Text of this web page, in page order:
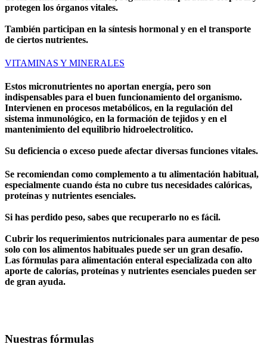
protegen los órganos vitales.
También participan en la síntesis hormonal y en el transporte
de ciertos nutrientes.
VITAMINAS Y MINERALES
Estos micronutrientes no aportan energía, pero son
indispensables para el buen funcionamiento del organismo.
Intervienen en procesos metabólicos, en la regulación del
sistema inmunológico, en la formación de tejidos y en el
mantenimiento del equilibrio hidroelectrolítico.
Su deficiencia o exceso puede afectar diversas funciones vitales.
Se recomiendan como complemento a tu alimentación habitual,
especialmente cuando ésta no cubre tus necesidades calóricas,
proteínas y nutrientes esenciales.
Si has perdido peso, sabes que recuperarlo no es fácil.
Cubrir los requerimientos nutricionales para aumentar de peso
solo con los alimentos habituales puede ser un gran desafío.
Las fórmulas para alimentación enteral especializada con alto
aporte de calorías, proteínas y nutrientes esenciales pueden ser
de gran ayuda.
Nuestras fórmulas